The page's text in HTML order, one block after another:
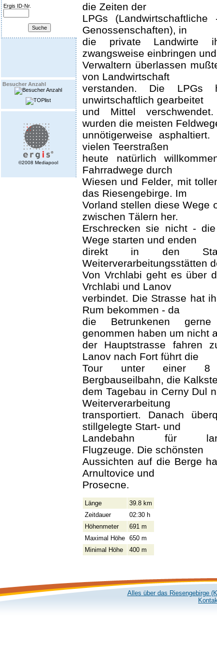
Ergis ID-Nr.
Besucher Anzahl
©2008 Mediapool
die Zeiten der
LPGs
Genossenschaften), in
die private Landwirte
zwangsweise einbringen und
Verwaltern überlassen
von Landwirtschaft
verstanden. Die LPGs
unwirtschaftlich gearbeitet
und Mittel
wurden die meisten
unnötigerweise
vielen Teerstraßen
heute natürlich
Fahrradwege durch
Wiesen und Felder, mit
das Riesengebirge. Im
Vorland stellen diese Wege
zwischen Tälern her.
Erschrecken sie nicht -
Wege starten und enden
direkt in den
Weiterverarbeitungsstätten
Von Vrchlabi geht es über
Vrchlabi und Lanov
verbindet. Die Strasse hat
Rum bekommen - da
die Betrunkenen
genommen haben um nicht
der Hauptstrasse fahren
Lanov nach Fort führt die
Tour unter einer 8
Bergbauseilbahn, die
dem Tagebau in Cerny Dul
Weiterverarbeitung
transportiert. Danach
stillgelegte Start- und
Landebahn für
Flugzeuge. Die schönsten
Aussichten auf die Berge
Arnultovice und
Prosecne.
Länge
39.8 km
Zeitdauer
02:30 h
Höhenmeter
691 m
Maximal Höhe 650 m
Minimal Höhe
400 m
Alles über das Riesengebirge